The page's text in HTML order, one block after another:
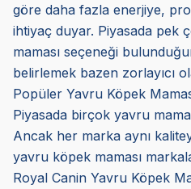
göre daha fazla enerjiye,
ihtiyaç duyar. Piyasada pek
maması seçeneği
belirlemek bazen zorlayıcı
Popüler Yavru Köpek
Piyasada birçok yavru
Ancak her marka aynı
yavru köpek maması
Royal Canin Yavru Köpek